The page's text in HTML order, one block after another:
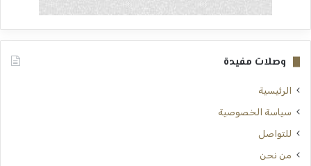
وصلات مفيدة
الرئيسية
سياسة الخصوصية
للتواصل
من نحن